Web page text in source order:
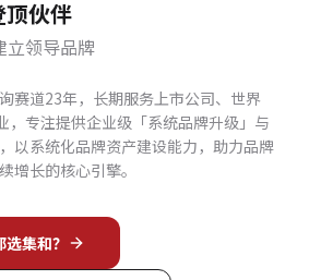
伙伴
立领导品牌
赛道23年，长期服务上市公司、世界
，专注提供企业级「系统品牌升级」与
以系统化品牌资产建设能力，助力品牌
增长的核心引擎。
集和？